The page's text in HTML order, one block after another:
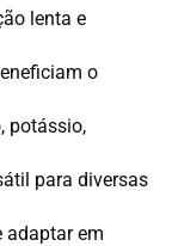
lenta e
o
potássio,
para diversas
adaptar em